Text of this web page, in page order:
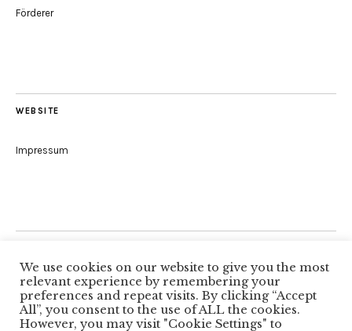
Förderer
WEBSITE
Impressum
Folge uns
Facebook
We use cookies on our website to give you the most
relevant experience by remembering your
preferences and repeat visits. By clicking “Accept
All”, you consent to the use of ALL the cookies.
However, you may visit "Cookie Settings" to